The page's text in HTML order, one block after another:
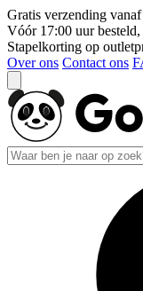
Gratis verzending
Vóór 17:00 uur
Stapelkorting op
Over ons Contact ons